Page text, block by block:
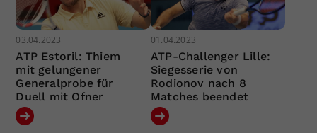
03.04.2023
ATP Estoril: Thiem
mit gelungener
Generalprobe für
Duell mit Ofner
01.04.2023
ATP-Challenger Lille:
Siegesserie von
Rodionov nach 8
Matches beendet